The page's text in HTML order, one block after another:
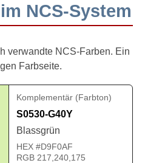
NCS-System
verwandte NCS-Farben. Ein
Farbseite.
Komplementär (Farbton)
S0530-G40Y
Blassgrün
HEX #D9F0AF
RGB 217,240,175